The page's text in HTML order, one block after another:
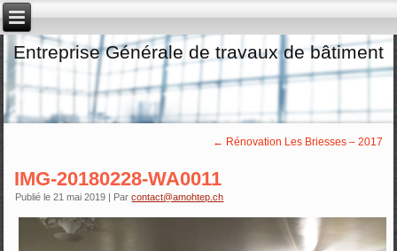
Entreprise Générale de travaux de bâtiment
← Rénovation Les Briesses – 2017
IMG-20180228-WA0011
Publié le 21 mai 2019 | Par contact@amohtep.ch